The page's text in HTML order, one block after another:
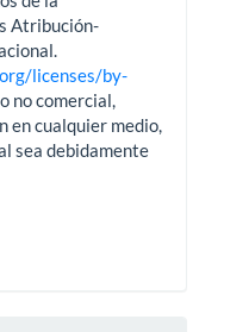
Atribución-
licenses/by-
no comercial,
en cualquier medio,
sea debidamente